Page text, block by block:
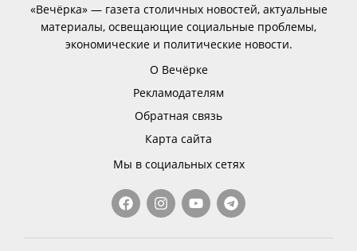
«Вечёрка» — газета столичных новостей, актуальные
материалы, освещающие социальные проблемы,
экономические и политические новости.
О Вечёрке
Рекламодателям
Обратная связь
Карта сайта
Мы в социальных сетях